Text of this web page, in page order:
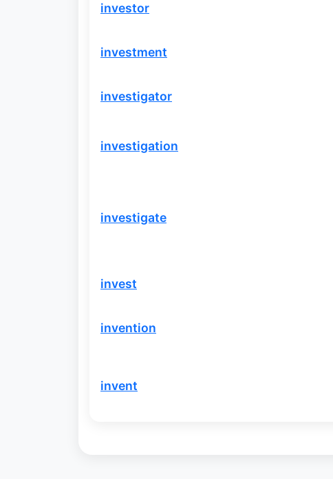
investor
investment
investigator
investigation
investigate
invest
invention
invent